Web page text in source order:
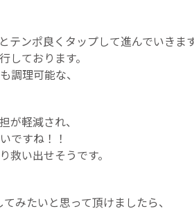
テンポ良くタップして進んでいきま
しております。
調理可能な、
が軽減され、
ですね！！
救い出せそうです。
みたいと思って頂けましたら、